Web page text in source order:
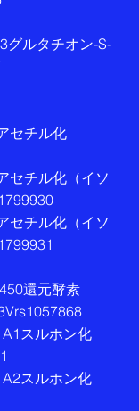
グルタチオン-S-
セチル化
セチル化（イソ
セチル化（イソ
還元酵素
スルホン化
スルホン化